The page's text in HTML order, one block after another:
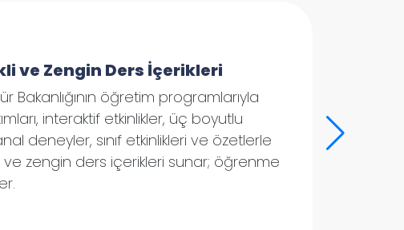
ve Zengin Ders İçerikleri
Bakanlığının öğretim programlarıyla
interaktif etkinlikler, üç boyutlu
deneyler, sınıf etkinlikleri ve özetlerle
zengin ders içerikleri sunar; öğrenme